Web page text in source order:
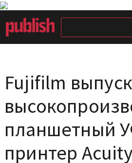
Fujifilm
планшетный
принтер